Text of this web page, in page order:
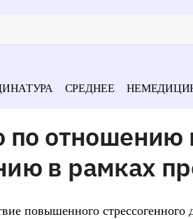
СРЕДНЕЕ
по
в рамках
повышенного стрессогенного